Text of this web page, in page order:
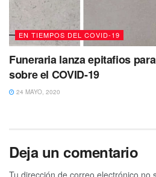
EN TIEMPOS DEL COVID-19
Funeraria lanza epitafios
sobre el COVID-19
24 MAYO, 2020
Deja un comentario
Tu dirección de correo electrónico no